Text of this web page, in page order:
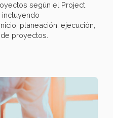
según el Project
incluyendo
planeación, ejecución,
proyectos.